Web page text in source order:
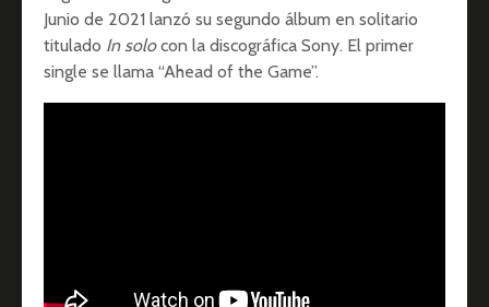
Junio de 2021 lanzó su segundo álbum en solitario
titulado In solocon la discográfica Sony. El primer
single se llama “Ahead of the Game”.